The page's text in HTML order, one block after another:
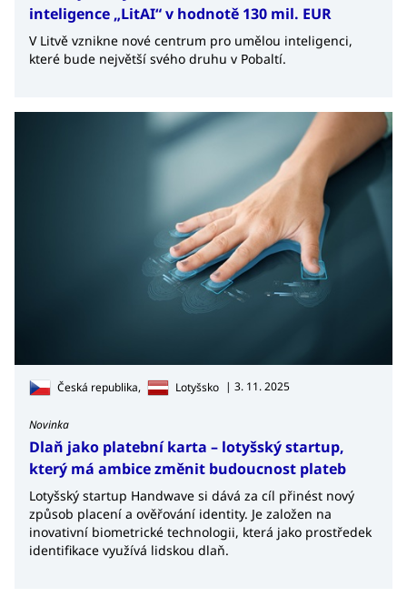
inteligence „LitAI“ v hodnotě 130 mil. EUR
V Litvě vznikne nové centrum pro umělou inteligenci,
které bude největší svého druhu v Pobaltí.
Česká republika, Lotyšsko | 3. 11. 2025
Novinka
Dlaň jako platební karta – lotyšský startup,
který má ambice změnit budoucnost plateb
Lotyšský startup Handwave si dává za cíl přinést nový
způsob placení a ověřování identity. Je založen na
inovativní biometrické technologii, která jako prostředek
identifikace využívá lidskou dlaň.